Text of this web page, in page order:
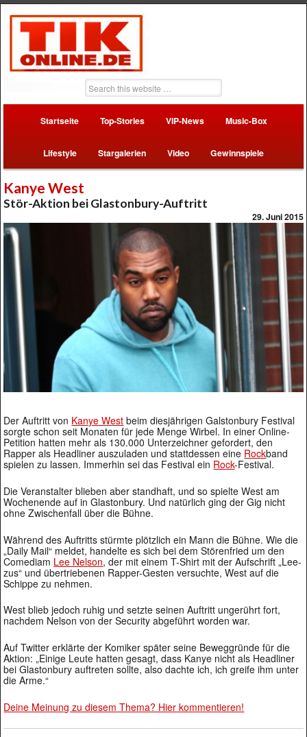
Startseite Top-Stories VIP-News Music-Box
Lifestyle Stargalerien Video Gewinnspiele
Kanye West
Stör-Aktion bei Glastonbury-Auftritt
29. Juni 2015
Der Auftritt von Kanye West beim diesjährigen Galstonbury Festival
sorgte schon seit Monaten für jede Menge Wirbel. In einer Online-
Petition hatten mehr als 130.000 Unterzeichner gefordert, den
Rapper als Headliner auszuladen und stattdessen eine Rockband
spielen zu lassen. Immerhin sei das Festival ein Rock-Festival.
Die Veranstalter blieben aber standhaft, und so spielte West am
Wochenende auf in Glastonbury. Und natürlich ging der Gig nicht
ohne Zwischenfall über die Bühne.
Während des Auftritts stürmte plötzlich ein Mann die Bühne. Wie die
„Daily Mail“ meldet, handelte es sich bei dem Störenfried um den
Comediam Lee Nelson, der mit einem T-Shirt mit der Aufschrift „Lee-
zus“ und übertriebenen Rapper-Gesten versuchte, West auf die
Schippe zu nehmen.
West blieb jedoch ruhig und setzte seinen Auftritt ungerührt fort,
nachdem Nelson von der Security abgeführt worden war.
Auf Twitter erklärte der Komiker später seine Beweggründe für die
Aktion: „Einige Leute hatten gesagt, dass Kanye nicht als Headliner
bei Glastonbury auftreten sollte, also dachte ich, ich greife ihm unter
die Arme.“
Deine Meinung zu diesem Thema? Hier kommentieren!